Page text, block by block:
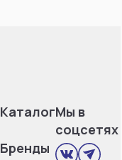
Каталог
Бренды
Мы в
соцсетях